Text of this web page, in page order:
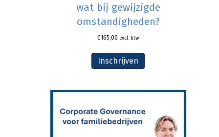
wat bij gewijzigde
omstandigheden?
€165,00 excl. btw
Inschrijven